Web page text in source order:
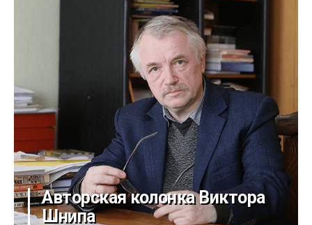
Авторская колонка Виктора
Шнипа